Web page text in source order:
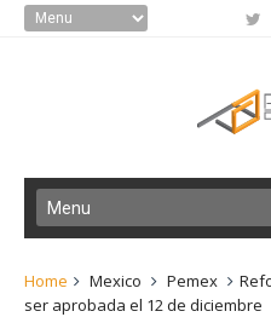
Home Mexico Pemex
ser aprobada el 12 de diciembre